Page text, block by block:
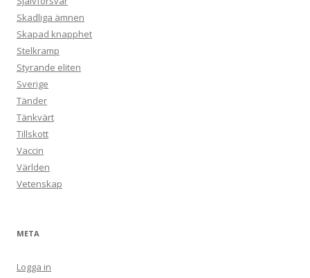
Skadliga ämnen
Skapad knapphet
Stelkramp
Styrande eliten
Sverige
Tänder
Tänkvärt
Tillskott
Vaccin
Världen
Vetenskap
META
Logga in